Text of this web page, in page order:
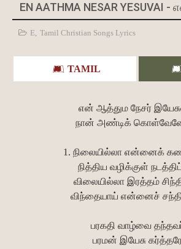
E, Tamil Christian Songs Lyrics
TAMIL
என் ஆத்தும நேசர்
நான் அண்டிக்
1. நிலையில்லா என்னைக்
நித்திய வழிக்குள்
விலையில்லா இரத்தம்
விந்தையாய் என்னைச்
பரகதி வாழ்வை
பரமன் இயேசு